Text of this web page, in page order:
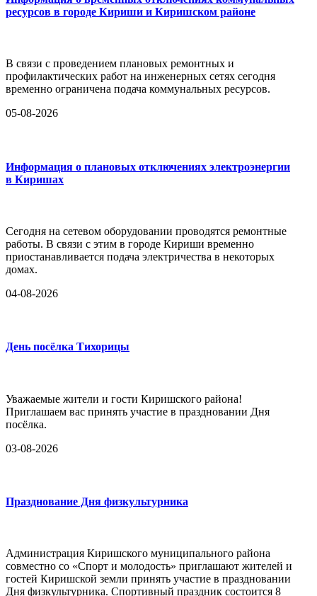
ресурсов в городе Кириши и Киришском районе
В связи с проведением плановых ремонтных и
профилактических работ на инженерных сетях сегодня
временно ограничена подача коммунальных ресурсов.
05-08-2026
Информация о плановых отключениях электроэнергии
в Киришах
Сегодня на сетевом оборудовании проводятся ремонтные
работы. В связи с этим в городе Кириши временно
приостанавливается подача электричества в некоторых
домах.
04-08-2026
День посёлка Тихорицы
Уважаемые жители и гости Киришского района!
Приглашаем вас принять участие в праздновании Дня
посёлка.
03-08-2026
Празднование Дня физкультурника
Администрация Киришского муниципального района
совместно со «Спорт и молодость» приглашают жителей и
гостей Киришской земли принять участие в праздновании
Дня физкультурника. Спортивный праздник состоится 8